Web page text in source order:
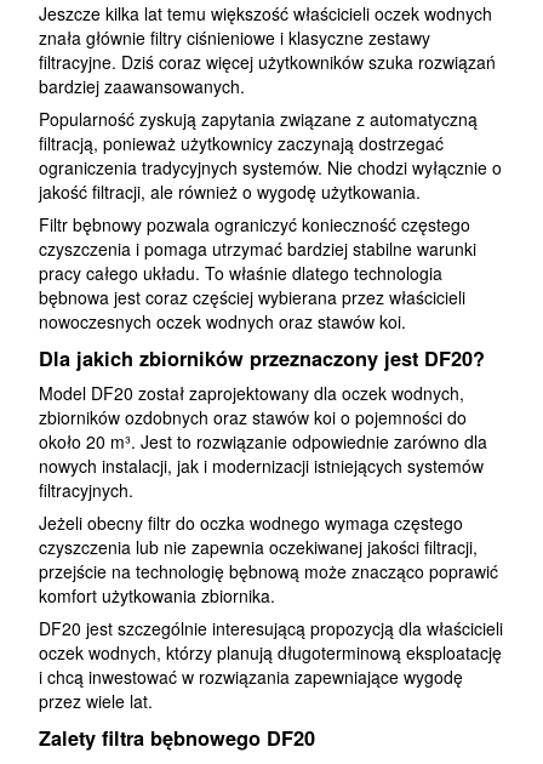
Jeszcze kilka lat temu większość właścicieli oczek wodnych
znała głównie filtry ciśnieniowe i klasyczne zestawy
filtracyjne. Dziś coraz więcej użytkowników szuka rozwiązań
bardziej zaawansowanych.
Popularność zyskują zapytania związane z automatyczną
filtracją, ponieważ użytkownicy zaczynają dostrzegać
ograniczenia tradycyjnych systemów. Nie chodzi wyłącznie o
jakość filtracji, ale również o wygodę użytkowania.
Filtr bębnowy pozwala ograniczyć konieczność częstego
czyszczenia i pomaga utrzymać bardziej stabilne warunki
pracy całego układu. To właśnie dlatego technologia
bębnowa jest coraz częściej wybierana przez właścicieli
nowoczesnych oczek wodnych oraz stawów koi.
Dla jakich zbiorników przeznaczony jest DF20?
Model DF20 został zaprojektowany dla oczek wodnych,
zbiorników ozdobnych oraz stawów koi o pojemności do
około 20 m³. Jest to rozwiązanie odpowiednie zarówno dla
nowych instalacji, jak i modernizacji istniejących systemów
filtracyjnych.
Jeżeli obecny filtr do oczka wodnego wymaga częstego
czyszczenia lub nie zapewnia oczekiwanej jakości filtracji,
przejście na technologię bębnową może znacząco poprawić
komfort użytkowania zbiornika.
DF20 jest szczególnie interesującą propozycją dla właścicieli
oczek wodnych, którzy planują długoterminową eksploatację
i chcą inwestować w rozwiązania zapewniające wygodę
przez wiele lat.
Zalety filtra bębnowego DF20